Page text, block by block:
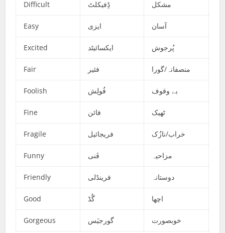
Difficult ڈِفیکلٹ مشکل
Easy ایزی آسان
Excited ایکسائیٹد پُرجوش
Fair فئیر منصفانہ/گورا
Foolish فُولِش بے وقوف
Fine فائن ٹھیک
Fragile فریجائیل خراب/نازُک
Funny فَنی مزاحیہ
Friendly فرینڈلی دوستانہ
Good گُڈ اچھا
Gorgeous گورجیَس خوبصورت